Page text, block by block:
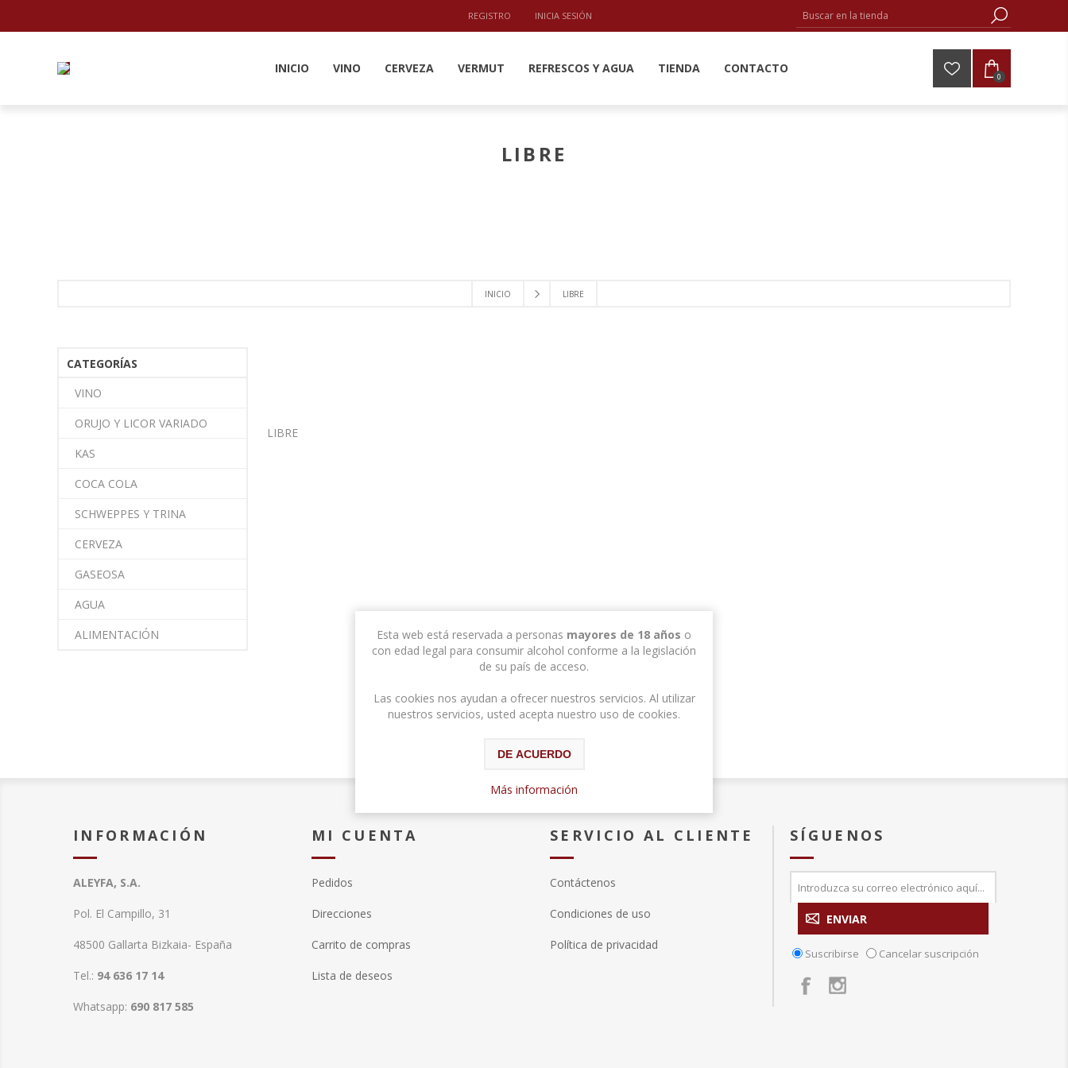
REGISTRO INICIA SESIÓN
INICIO VINO CERVEZA VERMUT REFRESCOS Y AGUA TIENDA CONTACTO
0
INICIO LIBRE
LIBRE
LIBRE
CATEGORÍAS
VINO
ORUJO Y LICOR VARIADO
KAS
COCA COLA
SCHWEPPES Y TRINA
CERVEZA
GASEOSA
AGUA
ALIMENTACIÓN
INFORMACIÓN
ALEYFA, S.A.
Pol. El Campillo, 31
48500 Gallarta Bizkaia- España
Tel.: 94 636 17 14
Whatsapp: 690 817 585
MI CUENTA
Pedidos
Direcciones
Carrito de compras
Lista de deseos
SERVICIO AL CLIENTE
Contáctenos
Condiciones de uso
Política de privacidad
SÍGUENOS
Suscribirse Cancelar suscripción
Esta web está reservada a personas mayores de 18 años o
con edad legal para consumir alcohol conforme a la legislación
de su país de acceso.
Las cookies nos ayudan a ofrecer nuestros servicios. Al utilizar
nuestros servicios, usted acepta nuestro uso de cookies.
DE ACUERDO
Más información